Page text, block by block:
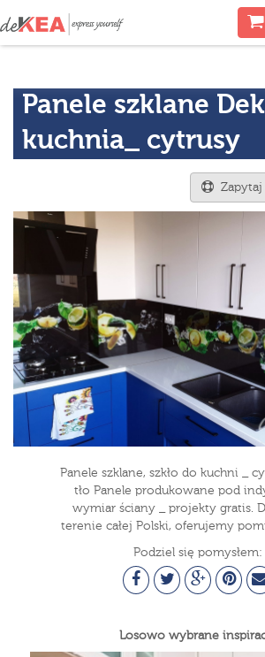
Panele szklane
kuchnia_ cytrusy
Panele szklane, szkło do kuchni _
tło Panele produkowane pod
wymiar ściany _ projekty gratis.
terenie całej Polski, oferujemy
Podziel się pomysłem:
Losowo wybrane